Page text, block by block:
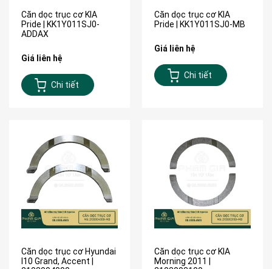
Căn dọc trục cơ KIA
Pride | KK1Y011SJ0-
ADDAX
Giá liên hệ
Chi tiết
Căn dọc trục cơ KIA
Pride | KK1Y011SJ0-MB
Giá liên hệ
Chi tiết
Căn dọc trục cơ Hyundai
I10 Grand, Accent |
Căn dọc trục cơ KIA
Morning 2011 |